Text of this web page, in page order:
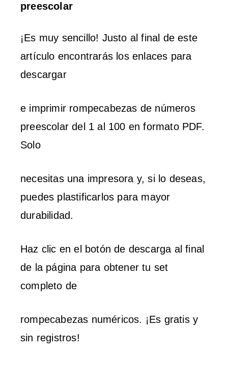
preescolar
¡Es muy sencillo! Justo al final de este
artículo encontrarás los enlaces para
descargar
e imprimir rompecabezas de números
preescolar del 1 al 100 en formato PDF.
Solo
necesitas una impresora y, si lo deseas,
puedes plastificarlos para mayor
durabilidad.
Haz clic en el botón de descarga al final
de la página para obtener tu set
completo de
rompecabezas numéricos. ¡Es gratis y
sin registros!